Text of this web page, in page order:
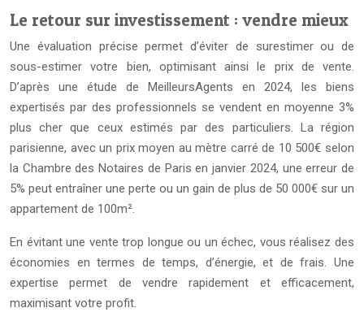
Le retour sur investissement : vendre mieux
Une évaluation précise permet d’éviter de surestimer ou de
sous-estimer votre bien, optimisant ainsi le prix de vente.
D’après une étude de MeilleursAgents en 2024, les biens
expertisés par des professionnels se vendent en moyenne 3%
plus cher que ceux estimés par des particuliers. La région
parisienne, avec un prix moyen au mètre carré de 10 500€ selon
la Chambre des Notaires de Paris en janvier 2024, une erreur de
5% peut entraîner une perte ou un gain de plus de 50 000€ sur un
appartement de 100m².
En évitant une vente trop longue ou un échec, vous réalisez des
économies en termes de temps, d’énergie, et de frais. Une
expertise permet de vendre rapidement et efficacement,
maximisant votre profit.